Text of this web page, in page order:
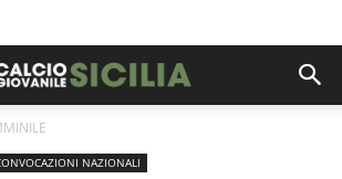
NAZIONALI